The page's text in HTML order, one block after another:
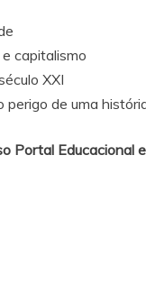
capitalismo
XXI
de uma
Portal Educacional